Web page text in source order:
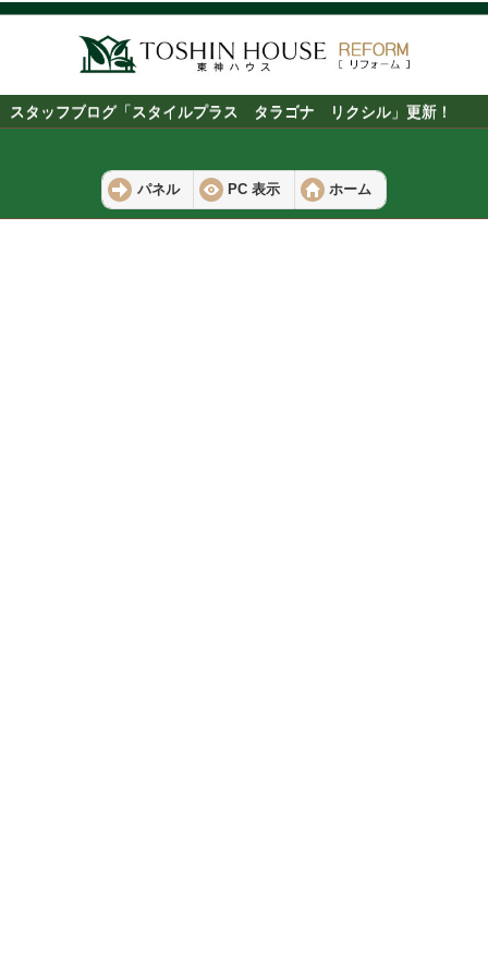
スタッフブログ「スタイルプラス タラゴナ リクシル」更新！
パネル PC 表示 ホーム